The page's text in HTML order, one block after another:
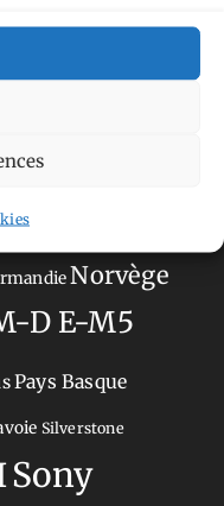
Japon
Norvège
D E-M5
Pays Basque
Silverstone
Sony